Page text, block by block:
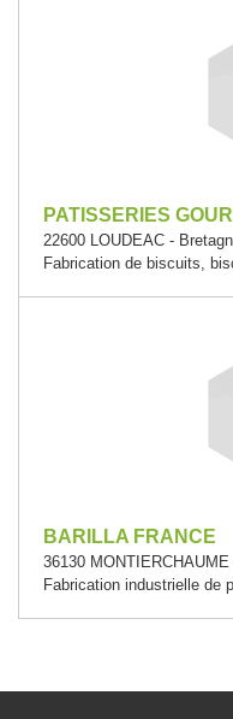
PATISSERIES
22600 LOUDEAC -
Fabrication de biscuits,
BARILLA FRANCE
36130
Fabrication industrielle de